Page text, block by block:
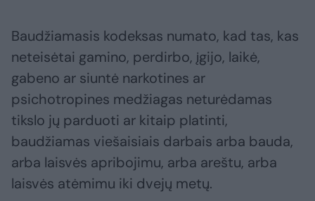
Baudžiamasis kodeksas numato, kad tas, kas
neteisėtai gamino, perdirbo, įgijo, laikė,
gabeno ar siuntė narkotines ar
psichotropines medžiagas neturėdamas
tikslo jų parduoti ar kitaip platinti,
baudžiamas viešaisiais darbais arba bauda,
arba laisvės apribojimu, arba areštu, arba
laisvės atėmimu iki dvejų metų.